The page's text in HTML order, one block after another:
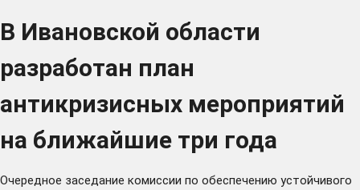
В Ивановской области
разработан план
антикризисных мероприятий
на ближайшие три года
Очередное заседание комиссии по обеспечению устойчивого